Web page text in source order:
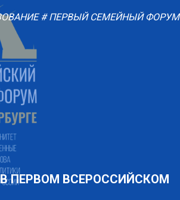
# ПЕРВЫЙ СЕМЕЙНЫЙ ФОРУМ
ПЕРВОМ ВСЕРОССИЙСКОМ